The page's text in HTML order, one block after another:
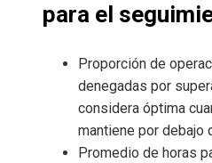
para el
Proporción de
denegadas por
considera óptima
mantiene por debajo
Promedio de horas